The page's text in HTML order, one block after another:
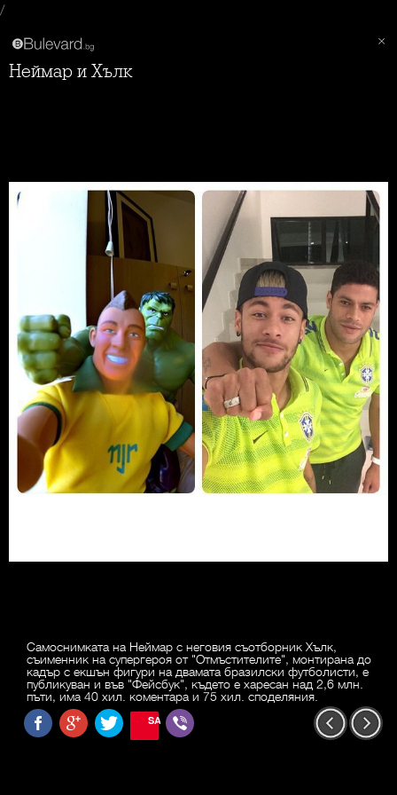
/
Неймар и Хълк
Самоснимката на Неймар с неговия съотборник Хълк,
съименник на супергероя от "Отмъстителите", монтирана до
кадър с екшън фигури на двамата бразилски футболисти, е
публикуван и във "Фейсбук", където е харесан над 2,6 млн.
пъти, има 40 хил. коментара и 75 хил. споделяния.
SAVE